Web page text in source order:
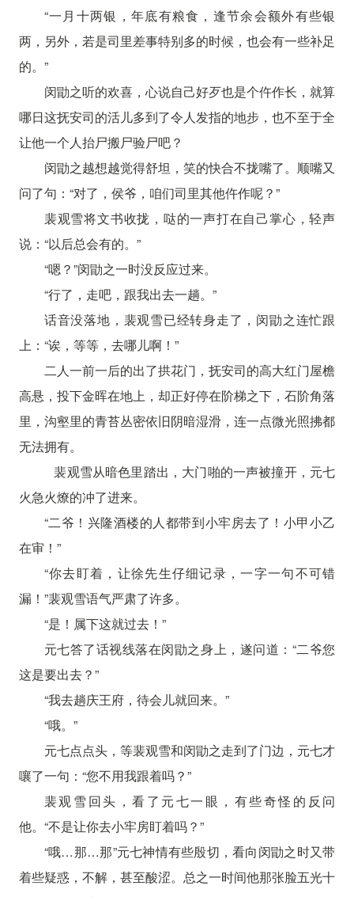
“一月十两银，年底有粮食，逢节余会额外有些银
两，另外，若是司里差事特别多的时候，也会有一些补足
的。”
闵勖之听的欢喜，心说自己好歹也是个仵作长，就算
哪日这抚安司的活儿多到了令人发指的地步，也不至于全
让他一个人抬尸搬尸验尸吧？
闵勖之越想越觉得舒坦，笑的快合不拢嘴了。顺嘴又
问了句：“对了，侯爷，咱们司里其他仵作呢？”
裴观雪将文书收拢，哒的一声打在自己掌心，轻声
说：“以后总会有的。”
“嗯？”闵勖之一时没反应过来。
“行了，走吧，跟我出去一趟。”
话音没落地，裴观雪已经转身走了，闵勖之连忙跟
上：“诶，等等，去哪儿啊！”
二人一前一后的出了拱花门，抚安司的高大红门屋檐
高悬，投下金晖在地上，却正好停在阶梯之下，石阶角落
里，沟壑里的青苔丛密依旧阴暗湿滑，连一点微光照拂都
无法拥有。
裴观雪从暗色里踏出，大门啪的一声被撞开，元七
火急火燎的冲了进来。
“二爷！兴隆酒楼的人都带到小牢房去了！小甲小乙
在审！”
“你去盯着，让徐先生仔细记录，一字一句不可错
漏！”裴观雪语气严肃了许多。
“是！属下这就过去！”
元七答了话视线落在闵勖之身上，遂问道：“二爷您
这是要出去？”
“我去趟庆王府，待会儿就回来。”
“哦。”
元七点点头，等裴观雪和闵勖之走到了门边，元七才
嚷了一句：“您不用我跟着吗？”
裴观雪回头，看了元七一眼，有些奇怪的反问
他。“不是让你去小牢房盯着吗？”
“哦…那…那”元七神情有些殷切，看向闵勖之时又带
着些疑惑，不解，甚至酸涩。总之一时间他那张脸五光十